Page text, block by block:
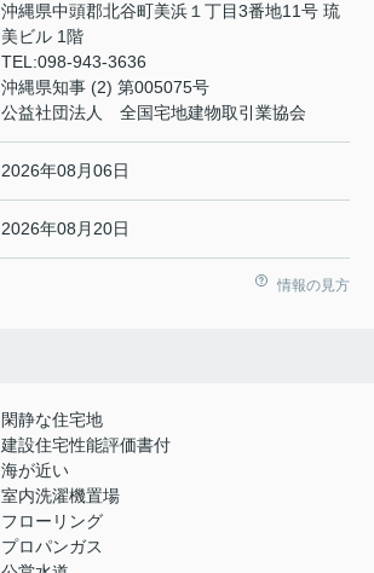
沖縄県中頭郡北谷町美浜１丁目3番地11号 琉
美ビル 1階
TEL:098-943-3636
沖縄県知事 (2) 第005075号
公益社団法人 全国宅地建物取引業協会
2026年08月06日
2026年08月20日
情報の見方
閑静な住宅地
建設住宅性能評価書付
海が近い
室内洗濯機置場
フローリング
プロパンガス